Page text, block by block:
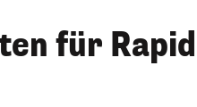
für